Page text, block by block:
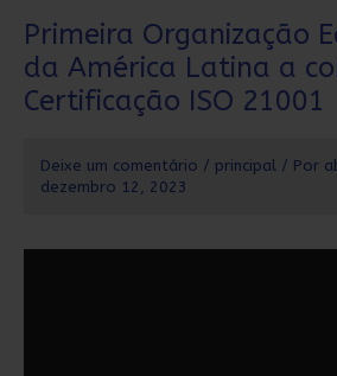
Primeira Organização
da América Latina a
Certificação ISO 21001
Deixe um comentário / principal / Por
dezembro 12, 2023
navigation